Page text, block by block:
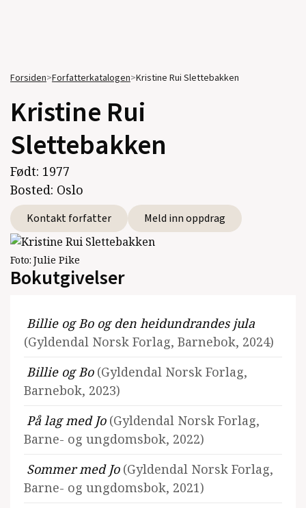
Forsiden>Forfatterkatalogen>Kristine Rui Slettebakken
Kristine Rui
Slettebakken
Født: 1977
Bosted: Oslo
Kontakt forfatter Meld inn oppdrag
Foto: Julie Pike
Bokutgivelser
Billie og Bo og den heidundrandes jula
(Gyldendal Norsk Forlag, Barnebok, 2024)
Billie og Bo (Gyldendal Norsk Forlag,
Barnebok, 2023)
På lag med Jo (Gyldendal Norsk Forlag,
Barne- og ungdomsbok, 2022)
Sommer med Jo (Gyldendal Norsk Forlag,
Barne- og ungdomsbok, 2021)